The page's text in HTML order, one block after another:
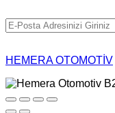
HEMERA OTOMOTİV